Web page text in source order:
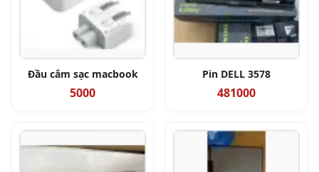
Đầu cắm sạc macbook
5000
Pin DELL 3578
481000